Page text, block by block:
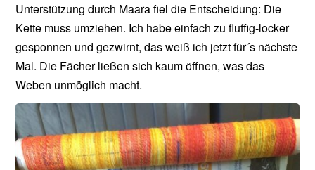
Unterstützung durch Maara fiel die Entscheidung: Die
Kette muss umziehen. Ich habe einfach zu fluffig-locker
gesponnen und gezwirnt, das weiß ich jetzt für´s nächste
Mal. Die Fächer ließen sich kaum öffnen, was das
Weben unmöglich macht.